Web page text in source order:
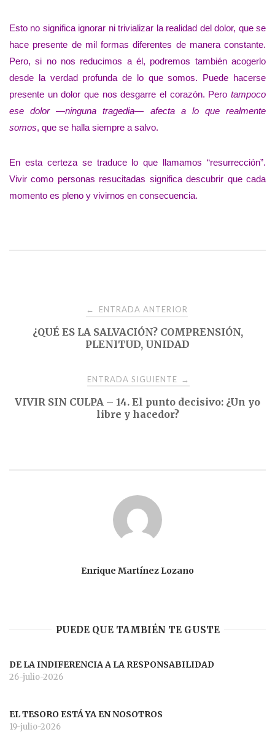
Esto no significa ignorar ni trivializar la realidad del dolor, que se
hace presente de mil formas diferentes de manera constante.
Pero, si no nos reducimos a él, podremos también acogerlo
desde la verdad profunda de lo que somos. Puede hacerse
presente un dolor que nos desgarre el corazón. Pero tampoco
ese dolor —ninguna tragedia— afecta a lo que realmente
somos, que se halla siempre a salvo.
En esta certeza se traduce lo que llamamos “resurrección”.
Vivir como personas resucitadas significa descubrir que cada
momento es pleno y vivirnos en consecuencia.
Navegación
← ENTRADA ANTERIOR
¿QUÉ ES LA SALVACIÓN? COMPRENSIÓN,
PLENITUD, UNIDAD
ENTRADA SIGUIENTE →
VIVIR SIN CULPA – 14. El punto decisivo: ¿Un yo
libre y hacedor?
Enrique Martínez Lozano
PUEDE QUE TAMBIÉN TE GUSTE
DE LA INDIFERENCIA A LA RESPONSABILIDAD
26-julio-2026
EL TESORO ESTÁ YA EN NOSOTROS
19-julio-2026